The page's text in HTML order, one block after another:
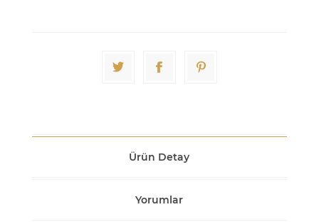
Ürün Detay
Yorumlar